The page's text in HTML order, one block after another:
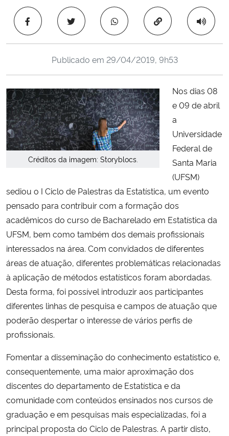
Ministério do Turismo
Controladoria-Geral da União
Ministério da Mulher, da Família e dos Direitos Humanos
Secretaria-Geral
Secretaria de Governo
Advocacia-Geral da União
Banco Central do Brasil
Planalto
Copiar para área
Publicado em 29/04/2019, 9h53
Créditos da imagem: Storyblocs.
Nos dias 08
e 09 de abril
a
Universidade
Federal de
Santa Maria
(UFSM)
sediou o I Ciclo de Palestras da Estatística, um evento
pensado para contribuir com a formação dos
acadêmicos do curso de Bacharelado em Estatística da
UFSM, bem como também dos demais profissionais
interessados na área. Com convidados de diferentes
áreas de atuação, diferentes problemáticas relacionadas
à aplicação de métodos estatísticos foram abordadas.
Desta forma, foi possível introduzir aos participantes
diferentes linhas de pesquisa e campos de atuação que
poderão despertar o interesse de vários perfis de
profissionais.
Fomentar a disseminação do conhecimento estatístico e,
consequentemente, uma maior aproximação dos
discentes do departamento de Estatística e da
comunidade com conteúdos ensinados nos cursos de
graduação e em pesquisas mais especializadas, foi a
principal proposta do Ciclo de Palestras. A partir disto,